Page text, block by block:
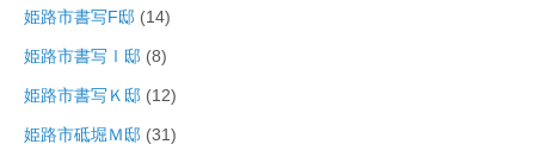
姫路市書写F邸 (14)
姫路市書写Ⅰ邸 (8)
姫路市書写Ｋ邸 (12)
姫路市砥堀Ｍ邸 (31)